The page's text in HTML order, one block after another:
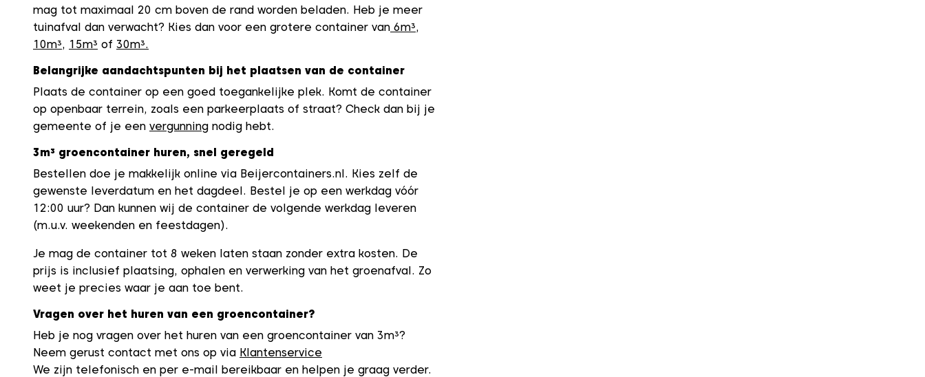
mag tot maximaal 20 cm boven de rand worden beladen. Heb je meer
tuinafval dan verwacht? Kies dan voor een grotere container van 6m³,
10m³, 15m³ of 30m³.
Belangrijke aandachtspunten bij het plaatsen van de container
Plaats de container op een goed toegankelijke plek. Komt de container
op openbaar terrein, zoals een parkeerplaats of straat? Check dan bij je
gemeente of je een vergunning nodig hebt.
3m³ groencontainer huren, snel geregeld
Bestellen doe je makkelijk online via Beijercontainers.nl. Kies zelf de
gewenste leverdatum en het dagdeel. Bestel je op een werkdag vóór
12:00 uur? Dan kunnen wij de container de volgende werkdag leveren
(m.u.v. weekenden en feestdagen).
Je mag de container tot 8 weken laten staan zonder extra kosten. De
prijs is inclusief plaatsing, ophalen en verwerking van het groenafval. Zo
weet je precies waar je aan toe bent.
Vragen over het huren van een groencontainer?
Heb je nog vragen over het huren van een groencontainer van 3m³?
Neem gerust contact met ons op via Klantenservice
We zijn telefonisch en per e-mail bereikbaar en helpen je graag verder.